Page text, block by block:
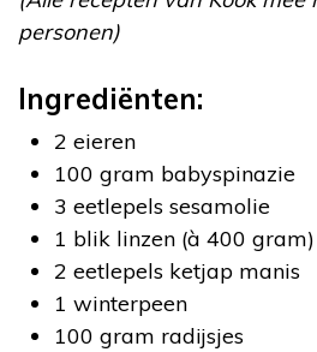
personen)
Ingrediënten:
2 eieren
100 gram babyspinazie
3 eetlepels sesamolie
1 blik linzen (à 400 gram)
2 eetlepels ketjap manis
1 winterpeen
100 gram radijsjes